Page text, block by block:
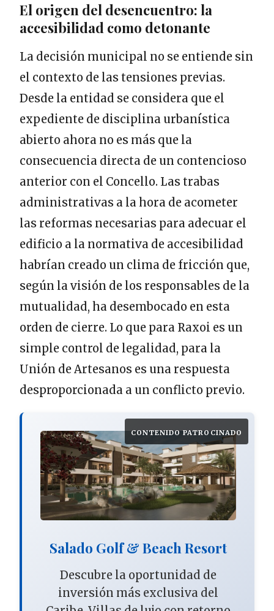
El origen del desencuentro: la
accesibilidad como detonante
La decisión municipal no se entiende sin
el contexto de las tensiones previas.
Desde la entidad se considera que el
expediente de disciplina urbanística
abierto ahora no es más que la
consecuencia directa de un contencioso
anterior con el Concello. Las trabas
administrativas a la hora de acometer
las reformas necesarias para adecuar el
edificio a la normativa de accesibilidad
habrían creado un clima de fricción que,
según la visión de los responsables de la
mutualidad, ha desembocado en esta
orden de cierre. Lo que para Raxoi es un
simple control de legalidad, para la
Unión de Artesanos es una respuesta
desproporcionada a un conflicto previo.
CONTENIDO PATROCINADO
Salado Golf & Beach Resort
Descubre la oportunidad de
inversión más exclusiva del